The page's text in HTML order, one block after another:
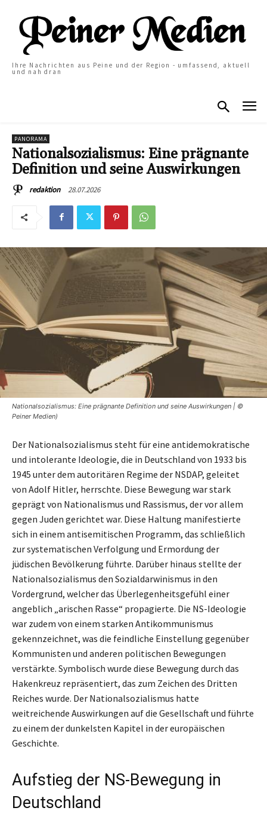
Ihre Nachrichten aus Peine und der Region - umfassend, aktuell
und nah dran
PANORAMA
Nationalsozialismus: Eine prägnante
Definition und seine Auswirkungen
redaktion 28.07.2026
Nationalsozialismus: Eine prägnante Definition und seine Auswirkungen | ©
Peiner Medien)
Der Nationalsozialismus steht für eine antidemokratische
und intolerante Ideologie, die in Deutschland von 1933 bis
1945 unter dem autoritären Regime der NSDAP, geleitet
von Adolf Hitler, herrschte. Diese Bewegung war stark
geprägt von Nationalismus und Rassismus, der vor allem
gegen Juden gerichtet war. Diese Haltung manifestierte
sich in einem antisemitischen Programm, das schließlich
zur systematischen Verfolgung und Ermordung der
jüdischen Bevölkerung führte. Darüber hinaus stellte der
Nationalsozialismus den Sozialdarwinismus in den
Vordergrund, welcher das Überlegenheitsgefühl einer
angeblich „arischen Rasse“ propagierte. Die NS-Ideologie
war zudem von einem starken Antikommunismus
gekennzeichnet, was die feindliche Einstellung gegenüber
Kommunisten und anderen politischen Bewegungen
verstärkte. Symbolisch wurde diese Bewegung durch das
Hakenkreuz repräsentiert, das zum Zeichen des Dritten
Reiches wurde. Der Nationalsozialismus hatte
weitreichende Auswirkungen auf die Gesellschaft und führte
zu einem der dunkelsten Kapitel in der europäischen
Geschichte.
Aufstieg der NS-Bewegung in
Deutschland